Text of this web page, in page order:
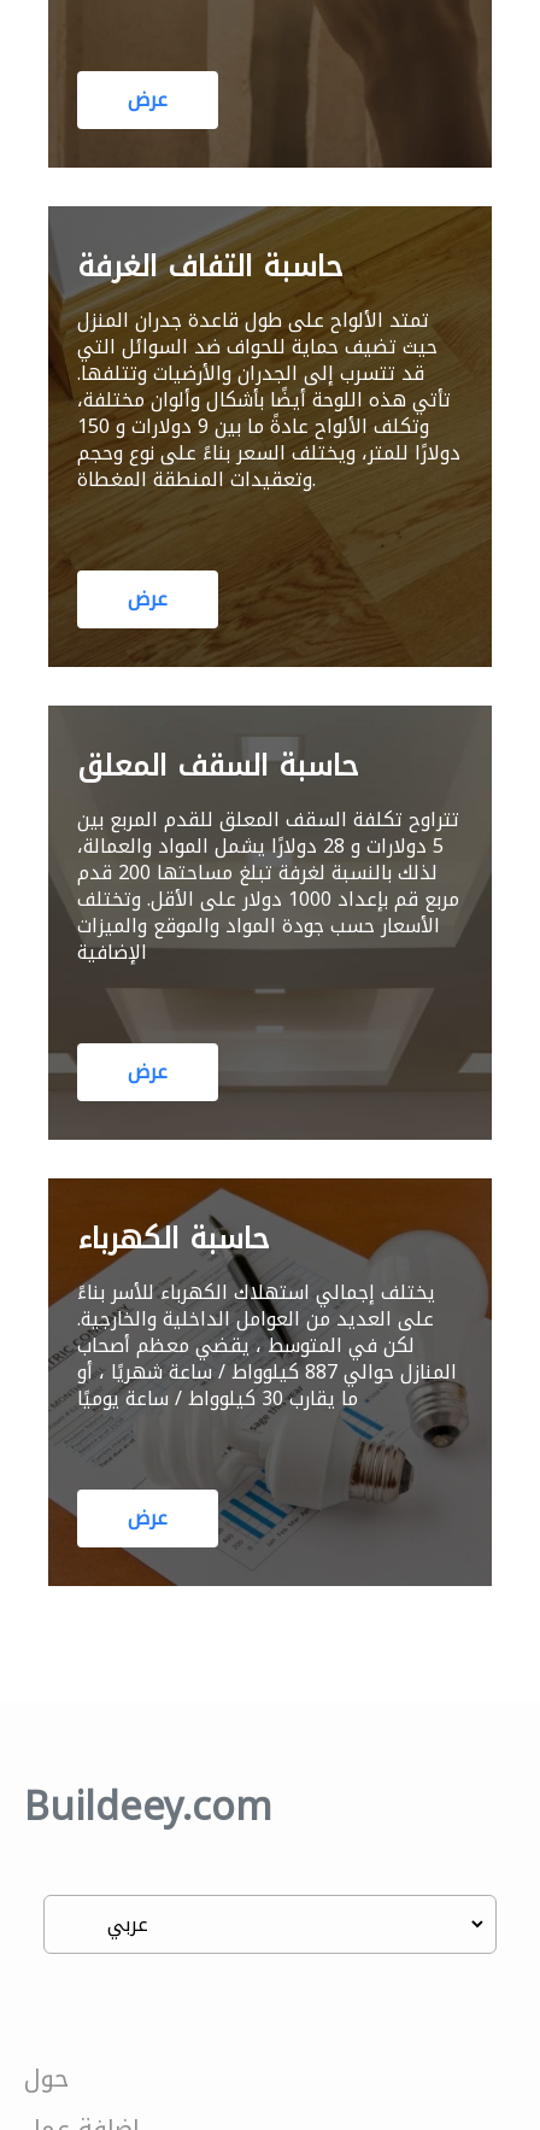
عرض
حاسبة التفاف الغرفة
تمتد الألواح على طول قاعدة جدران المنزل
حيث تضيف حماية للحواف ضد السوائل التي
قد تتسرب إلى الجدران والأرضيات وتتلفها.
تأتي هذه اللوحة أيضًا بأشكال وألوان مختلفة،
وتكلف الألواح عادةً ما بين 9 دولارات و 150
دولارًا للمتر، ويختلف السعر بناءً على نوع وحجم
وتعقيدات المنطقة المغطاة.
عرض
حاسبة السقف المعلق
تتراوح تكلفة السقف المعلق للقدم المربع بين
5 دولارات و 28 دولارًا يشمل المواد والعمالة،
لذلك بالنسبة لغرفة تبلغ مساحتها 200 قدم
مربع قم بإعداد 1000 دولار على الأقل. وتختلف
الأسعار حسب جودة المواد والموقع والميزات
الإضافية
عرض
حاسبة الكهرباء
يختلف إجمالي استهلاك الكهرباء للأسر بناءً
على العديد من العوامل الداخلية والخارجية.
لكن في المتوسط ، يقضي معظم أصحاب
المنازل حوالي 887 كيلوواط / ساعة شهريًا ، أو
ما يقارب 30 كيلوواط / ساعة يوميًا
عرض
Buildeey.com
حول